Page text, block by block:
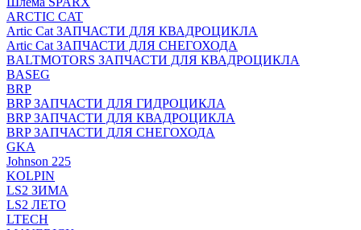
ARCTIC CAT
Artic Cat ЗАПЧАСТИ ДЛЯ КВАДРОЦИКЛА
Artic Cat ЗАПЧАСТИ ДЛЯ СНЕГОХОДА
BALTMOTORS ЗАПЧАСТИ ДЛЯ КВАДРОЦИКЛА
BASEG
BRP
BRP ЗАПЧАСТИ ДЛЯ ГИДРОЦИКЛА
BRP ЗАПЧАСТИ ДЛЯ КВАДРОЦИКЛА
BRP ЗАПЧАСТИ ДЛЯ СНЕГОХОДА
GKA
Johnson 225
KOLPIN
LS2 ЗИМА
LS2 ЛЕТО
LTECH